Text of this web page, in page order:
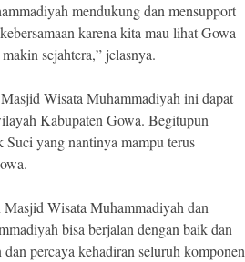
mendukung dan mensupport
karena kita mau lihat Gowa
sejahtera,” jelasnya.
Wisata Muhammadiyah ini dapat
Kabupaten Gowa. Begitupun
Suci yang nantinya mampu terus
Wisata Muhammadiyah dan
bisa berjalan dengan baik dan
percaya kehadiran seluruh komponen